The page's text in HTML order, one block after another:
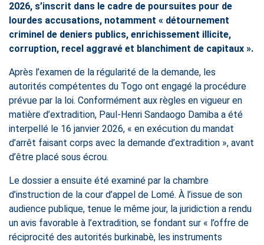
2026, s’inscrit dans le cadre de poursuites pour de
lourdes accusations, notamment « détournement
criminel de deniers publics, enrichissement illicite,
corruption, recel aggravé et blanchiment de capitaux ».
Après l’examen de la régularité de la demande, les
autorités compétentes du Togo ont engagé la procédure
prévue par la loi. Conformément aux règles en vigueur en
matière d’extradition, Paul-Henri Sandaogo Damiba a été
interpellé le 16 janvier 2026, « en exécution du mandat
d’arrêt faisant corps avec la demande d’extradition », avant
d’être placé sous écrou.
Le dossier a ensuite été examiné par la chambre
d’instruction de la cour d’appel de Lomé. À l’issue de son
audience publique, tenue le même jour, la juridiction a rendu
un avis favorable à l’extradition, se fondant sur « l’offre de
réciprocité des autorités burkinabè, les instruments